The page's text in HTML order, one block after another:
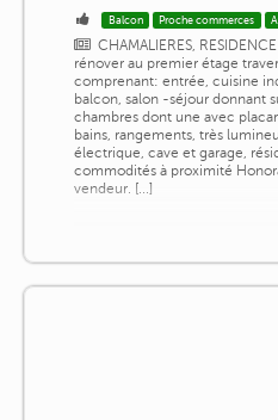
Balcon Proche commerces
CHAMALIERES,
rénover au premier étage
comprenant: entrée, cuisine
balcon, salon -séjour donnant
chambres dont une avec
bains, rangements, très
électrique, cave et garage,
commodités à proximité
vendeur. [...]